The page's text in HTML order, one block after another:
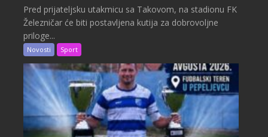
Pred prijateljsku utakmicu sa Takovom, na stadionu FK
Železničar će biti postavljena kutija za dobrovoljne
priloge...
Novosti Sport